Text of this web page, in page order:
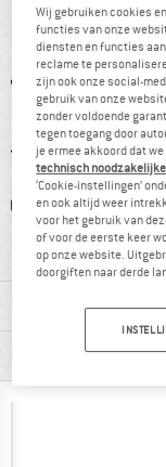
g
Wij gebruiken cookies
functies van onze
diensten en functies
reclame te
zijn ook onze social-
gebruik van onze
zonder voldoende
tegen toegang door
je ermee akkoord dat
technisch
‘Cookie-instellingen’
en ook altijd weer
voor het gebruik van
of voor de eerste keer
op onze website.
doorgiften naar derde